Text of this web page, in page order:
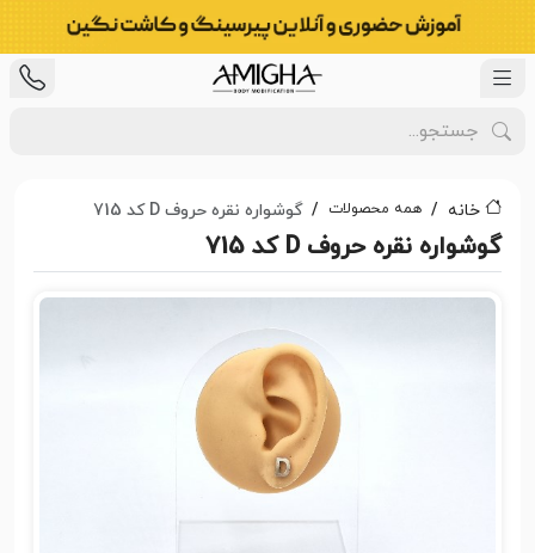
خانه همه محصولات گوشواره نقره حروف D کد 715
گوشواره نقره حروف D کد 715